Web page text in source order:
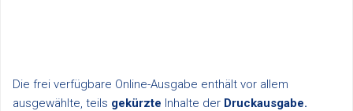
Die frei verfügbare Online-Ausgabe enthält vor allem
ausgewählte, teils gekürzte Inhalte der Druckausgabe.